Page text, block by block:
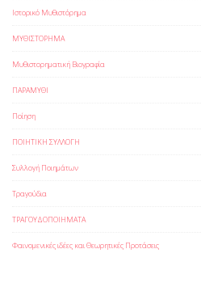
Ιστορικό Μυθιστόρημα
ΜΥΘΙΣΤΟΡΗΜΑ
Μυθιστορηματική Βιογραφία
ΠΑΡΑΜΥΘΙ
Ποίηση
ΠΟΙΗΤΙΚΗ ΣΥΛΛΟΓΗ
Συλλογή Ποιημάτων
Τραγούδια
ΤΡΑΓΟΥΔΟΠΟΙΗΜΑΤΑ
Φαινομενικές ιδέες και Θεωρητικές Προτάσεις